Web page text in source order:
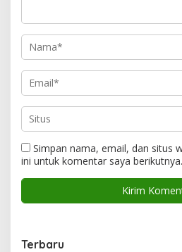
Simpan nama, email, dan situs
ini untuk komentar saya berikutnya.
Terbaru